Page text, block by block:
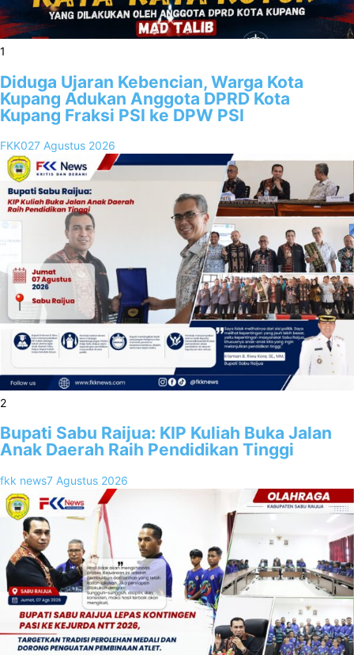
1
Diduga Ujaran Kebencian, Warga Kota
Kupang Adukan Anggota DPRD Kota
Kupang Fraksi PSI ke DPW PSI
FKK027 Agustus 2026
2
Bupati Sabu Raijua: KIP Kuliah Buka Jalan
Anak Daerah Raih Pendidikan Tinggi
fkk news7 Agustus 2026